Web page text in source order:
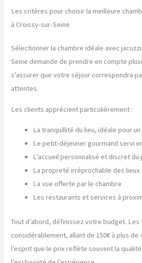
Les critères pour choisir la meilleure
à Croissy-sur-Seine
Sélectionner la chambre idéale avec
Seine demande de prendre en compte
s’assurer que votre séjour correspondra
attentes.
Les clients apprécient particulièrement :
La tranquillité du lieu, idéale pour
Le petit-déjeuner gourmand servi
L’accueil personnalisé et discret du
La propreté irréprochable des lieux
La vue offerte par le chambre
Les restaurants et services à
Tout d’abord, définissez votre budget.
considérablement, allant de 150€ à plus de
l’esprit que le prix reflète souvent la